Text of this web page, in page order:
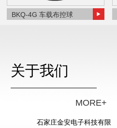
BKQ-4G 车载布控球
关于我们
MORE+
石家庄金安电子科技有限